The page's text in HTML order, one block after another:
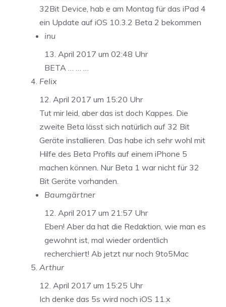
32Bit Device, hab e am Montag für das iPad 4
ein Update auf iOS 10.3.2 Beta 2 bekommen
inu
13. April 2017 um 02:48 Uhr
BETA … … …
Felix
12. April 2017 um 15:20 Uhr
Tut mir leid, aber das ist doch Kappes. Die
zweite Beta lässt sich natürlich auf 32 Bit
Geräte installieren. Das habe ich sehr wohl mit
Hilfe des Beta Profils auf einem iPhone 5
machen können. Nur Beta 1 war nicht für 32
Bit Geräte vorhanden.
Baumgärtner
12. April 2017 um 21:57 Uhr
Eben! Aber da hat die Redaktion, wie man es
gewohnt ist, mal wieder ordentlich
recherchiert! Ab jetzt nur noch 9to5Mac
Arthur
12. April 2017 um 15:25 Uhr
Ich denke das 5s wird noch iOS 11.x